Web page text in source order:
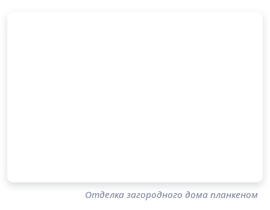
Отделка загородного дома планкеном